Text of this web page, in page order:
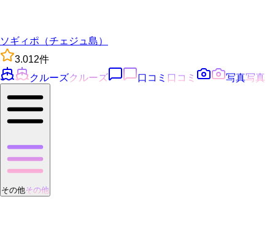
ソギィポ（チェジュ島）
3.012件
クルーズクルーズ 口コミ 口コミ 写真写真
その他その他